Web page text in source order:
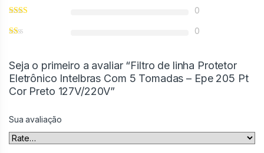
0
0
Seja o primeiro a avaliar “Filtro de linha Protetor
Eletrônico Intelbras Com 5 Tomadas – Epe 205 Pt
Cor Preto 127V/220V”
Sua avaliação